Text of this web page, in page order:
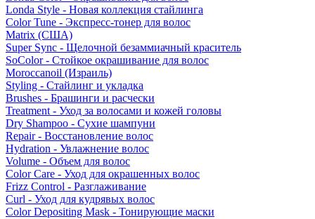
Londa Style - Новая коллекция стайлинга
Color Tune - Экспресс-тонер для волос
Matrix (США)
Super Sync - Щелочной безаммиачный краситель
SoColor - Стойкое окрашивание для волос
Moroccanoil (Израиль)
Styling - Стайлинг и укладка
Brushes - Брашинги и расчески
Treatment - Уход за волосами и кожей головы
Dry Shampoo - Сухие шампуни
Repair - Восстановление волос
Hydration - Увлажнение волос
Volume - Объем для волос
Color Care - Уход для окрашенных волос
Frizz Control - Разглаживание
Curl - Уход для кудрявых волос
Color Depositing Mask - Тонирующие маски